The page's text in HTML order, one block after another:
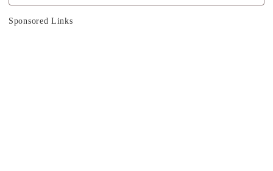
Sponsored Links